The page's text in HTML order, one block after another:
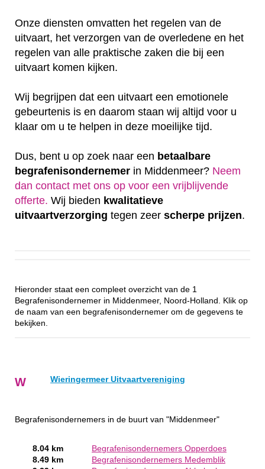
Onze diensten omvatten het regelen van de
uitvaart, het verzorgen van de overledene en het
regelen van alle praktische zaken die bij een
uitvaart komen kijken.
Wij begrijpen dat een uitvaart een emotionele
gebeurtenis is en daarom staan wij altijd voor u
klaar om u te helpen in deze moeilijke tijd.
Dus, bent u op zoek naar een betaalbare
begrafenisondernemer in Middenmeer? Neem
dan contact met ons op voor een vrijblijvende
offerte‎. Wij bieden kwalitatieve
uitvaartverzorging tegen zeer scherpe prijzen.
Hieronder staat een compleet overzicht van de 1
Begrafenisondernemer in Middenmeer, Noord-Holland. Klik op
de naam van een begrafenisondernemer om de gegevens te
bekijken.
W Wieringermeer Uitvaartvereniging
Begrafenisondernemers in de buurt van "Middenmeer"
8.04 km
Begrafenisondernemers Opperdoes
8.49 km
Begrafenisondernemers Medemblik